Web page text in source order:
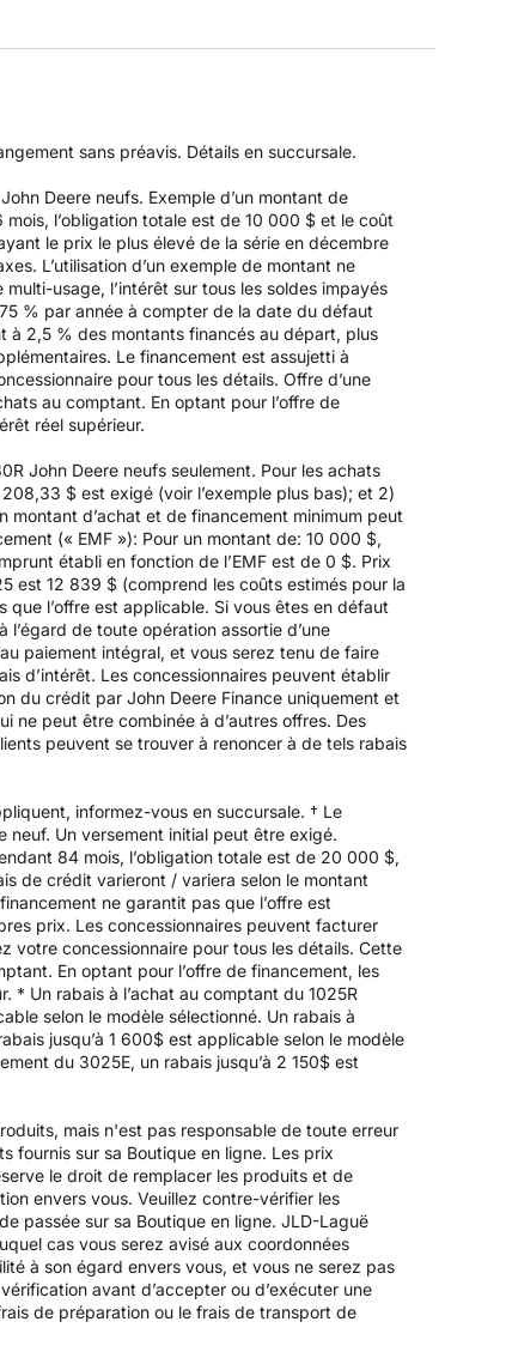
sans préavis. Détails en succursale.
Deere neufs. Exemple d’un montant de
l’obligation totale est de 10 000 $ et le coût
le prix le plus élevé de la série en décembre
L’utilisation d’un exemple de montant ne
usage, l’intérêt sur tous les soldes impayés
% par année à compter de la date du défaut
à 2,5 % des montants financés au départ, plus
Le financement est assujetti à
pour tous les détails. Offre d’une
au comptant. En optant pour l’offre de
réel supérieur.
John Deere neufs seulement. Pour les achats
$ est exigé (voir l’exemple plus bas); et 2)
d’achat et de financement minimum peut
(« EMF »): Pour un montant de: 10 000 $,
établi en fonction de l’EMF est de 0 $. Prix
est 12 839 $ (comprend les coûts estimés pour la
l’offre est applicable. Si vous êtes en défaut
de toute opération assortie d’une
paiement intégral, et vous serez tenu de faire
d’intérêt. Les concessionnaires peuvent établir
du crédit par John Deere Finance uniquement et
ne peut être combinée à d’autres offres. Des
peuvent se trouver à renoncer à de tels rabais
informez-vous en succursale. † Le
neuf. Un versement initial peut être exigé.
84 mois, l’obligation totale est de 20 000 $,
de crédit varieront / variera selon le montant
ne garantit pas que l’offre est
prix. Les concessionnaires peuvent facturer
votre concessionnaire pour tous les détails. Cette
En optant pour l’offre de financement, les
* Un rabais à l’achat au comptant du 1025R
selon le modèle sélectionné. Un rabais à
jusqu’à 1 600$ est applicable selon le modèle
du 3025E, un rabais jusqu’à 2 150$ est
mais n'est pas responsable de toute erreur
fournis sur sa Boutique en ligne. Les prix
le droit de remplacer les produits et de
envers vous. Veuillez contre-vérifier les
passée sur sa Boutique en ligne. JLD-Laguë
cas vous serez avisé aux coordonnées
à son égard envers vous, et vous ne serez pas
avant d’accepter ou d’exécuter une
de préparation ou le frais de transport de